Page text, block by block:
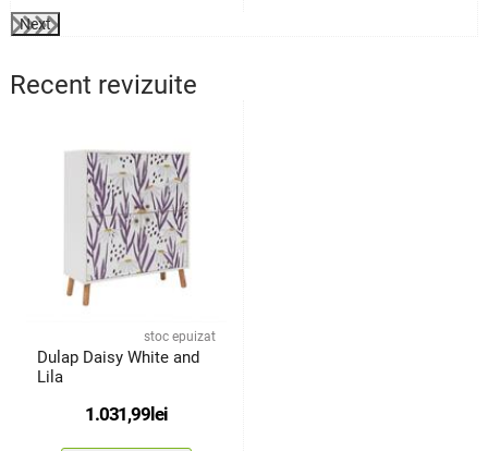
Next
Recent revizuite
stoc epuizat
Dulap Daisy White and
Lila
1.031,99 lei